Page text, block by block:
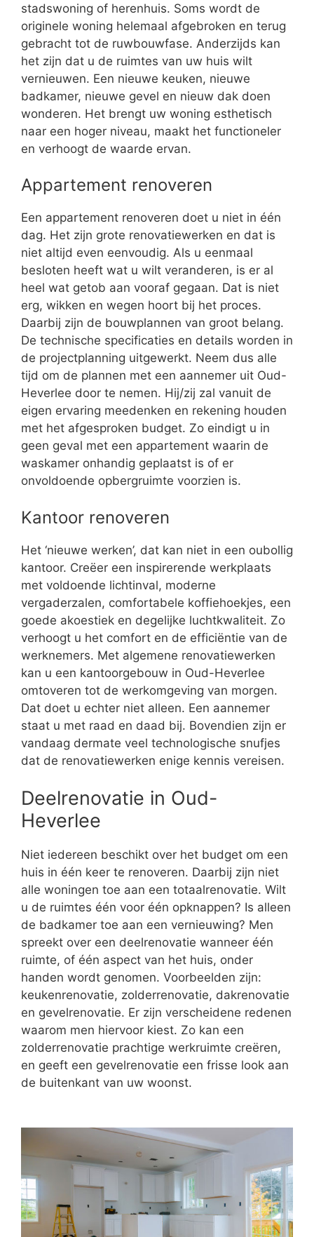
stadswoning of herenhuis. Soms wordt de
originele woning helemaal afgebroken en terug
gebracht tot de ruwbouwfase. Anderzijds kan
het zijn dat u de ruimtes van uw huis wilt
vernieuwen. Een nieuwe keuken, nieuwe
badkamer, nieuwe gevel en nieuw dak doen
wonderen. Het brengt uw woning esthetisch
naar een hoger niveau, maakt het functioneler
en verhoogt de waarde ervan.
Appartement renoveren
Een appartement renoveren doet u niet in één
dag. Het zijn grote renovatiewerken en dat is
niet altijd even eenvoudig. Als u eenmaal
besloten heeft wat u wilt veranderen, is er al
heel wat getob aan vooraf gegaan. Dat is niet
erg, wikken en wegen hoort bij het proces.
Daarbij zijn de bouwplannen van groot belang.
De technische specificaties en details worden in
de projectplanning uitgewerkt. Neem dus alle
tijd om de plannen met een aannemer uit Oud-
Heverlee door te nemen. Hij/zij zal vanuit de
eigen ervaring meedenken en rekening houden
met het afgesproken budget. Zo eindigt u in
geen geval met een appartement waarin de
waskamer onhandig geplaatst is of er
onvoldoende opbergruimte voorzien is.
Kantoor renoveren
Het ‘nieuwe werken’, dat kan niet in een oubollig
kantoor. Creëer een inspirerende werkplaats
met voldoende lichtinval, moderne
vergaderzalen, comfortabele koffiehoekjes, een
goede akoestiek en degelijke luchtkwaliteit. Zo
verhoogt u het comfort en de efficiëntie van de
werknemers. Met algemene renovatiewerken
kan u een kantoorgebouw in Oud-Heverlee
omtoveren tot de werkomgeving van morgen.
Dat doet u echter niet alleen. Een aannemer
staat u met raad en daad bij. Bovendien zijn er
vandaag dermate veel technologische snufjes
dat de renovatiewerken enige kennis vereisen.
Deelrenovatie in Oud-
Heverlee
Niet iedereen beschikt over het budget om een
huis in één keer te renoveren. Daarbij zijn niet
alle woningen toe aan een totaalrenovatie. Wilt
u de ruimtes één voor één opknappen? Is alleen
de badkamer toe aan een vernieuwing? Men
spreekt over een deelrenovatie wanneer één
ruimte, of één aspect van het huis, onder
handen wordt genomen. Voorbeelden zijn:
keukenrenovatie, zolderrenovatie, dakrenovatie
en gevelrenovatie. Er zijn verscheidene redenen
waarom men hiervoor kiest. Zo kan een
zolderrenovatie prachtige werkruimte creëren,
en geeft een gevelrenovatie een frisse look aan
de buitenkant van uw woonst.